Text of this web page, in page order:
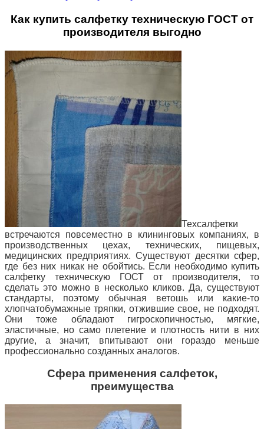
Как купить салфетку техническую ГОСТ от
производителя выгодно
Техсалфетки
встречаются повсеместно в клининговых компаниях, в
производственных цехах, технических, пищевых,
медицинских предприятиях. Существуют десятки сфер,
где без них никак не обойтись. Если необходимо купить
салфетку техническую ГОСТ от производителя, то
сделать это можно в несколько кликов. Да, существуют
стандарты, поэтому обычная ветошь или какие-то
хлопчатобумажные тряпки, отжившие свое, не подходят.
Они тоже обладают гигроскопичностью, мягкие,
эластичные, но само плетение и плотность нити в них
другие, а значит, впитывают они гораздо меньше
профессионально созданных аналогов.
Сфера применения салфеток,
преимущества